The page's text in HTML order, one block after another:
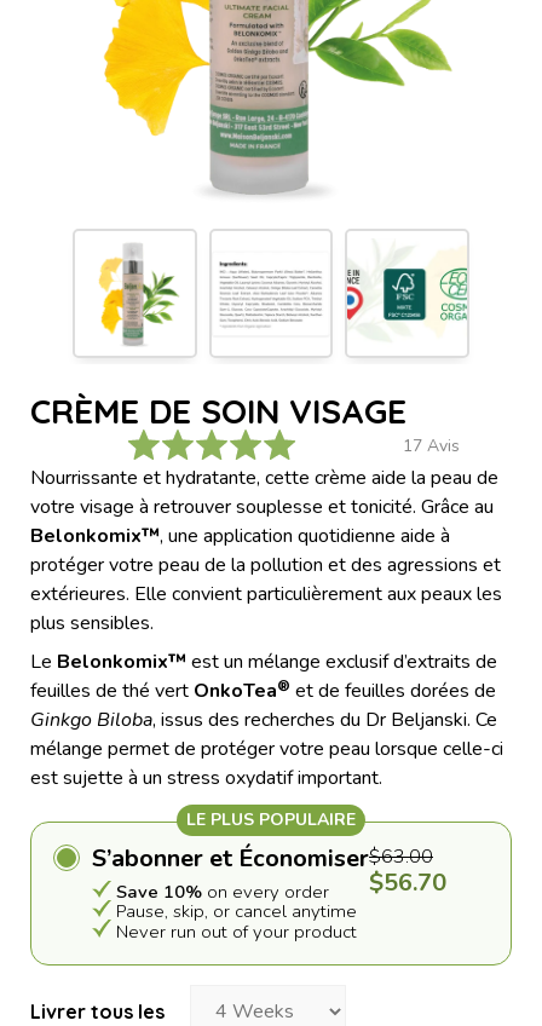
CRÈME DE SOIN VISAGE
Noté
4.9
sur
5
étoiles
17 Avis
pour
défiler
avis
Nourrissante et hydratante, cette crème aide la peau de
votre visage à retrouver souplesse et tonicité. Grâce au
Belonkomix™, une application quotidienne aide à
protéger votre peau de la pollution et des agressions et
extérieures. Elle convient particulièrement aux peaux les
plus sensibles.
Le Belonkomix™ est un mélange exclusif d’extraits de
feuilles de thé vert OnkoTea® et de feuilles dorées de
Ginkgo Biloba, issus des recherches du Dr Beljanski. Ce
mélange permet de protéger votre peau lorsque celle-ci
est sujette à un stress oxydatif important.
S’abonner et Économiser
Save 10% on every order
Pause, skip, or cancel anytime
Never run out of your product
LE PLUS POPULAIRE
$63.00
$56.70
Livrer tous les